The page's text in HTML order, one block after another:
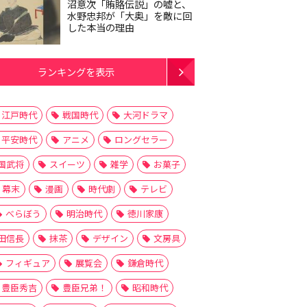
沼意次「賄賂伝説」の嘘と、
水野忠邦が「大奥」を敵に回
した本当の理由
ランキングを表示
江戸時代 戦国時代
大河ドラマ
平安時代
アニメ
ロングセラー
武将
スイーツ 雑学
お菓子
幕末
漫画 時代劇
テレビ
べらぼう
明治時代
徳川家康
信長
抹茶 デザイン
文房具
フィギュア
展覧会
鎌倉時代
豊臣秀吉
豊臣兄弟！
昭和時代